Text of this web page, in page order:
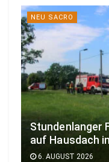
NEU SACRO
Stundenlanger
auf Hausdach
6. AUGUST 2026